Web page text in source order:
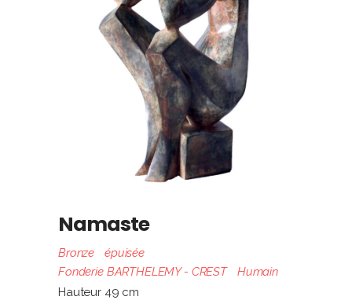
Namaste
Bronze
épuisée
Fonderie BARTHELEMY - CREST
Humain
Hauteur 49 cm